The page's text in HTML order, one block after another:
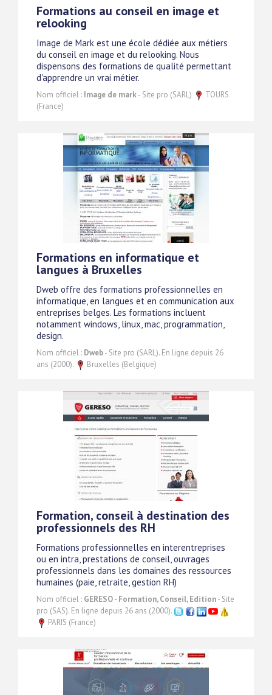
Formations au conseil en image et
relooking
Image de Mark est une école dédiée aux métiers
du conseil en image et du relooking. Nous
dispensons des formations de qualité permettant
d'apprendre un vrai métier.
Nom officiel : Image de mark- Site pro (SARL)
TOURS
(France)
Formations en informatique et
langues à Bruxelles
Dweb offre des formations professionnelles en
informatique, en langues et en communication aux
entreprises belges. Les formations incluent
notamment windows, linux, mac, programmation,
design.
Nom officiel : Dweb- Site pro (SARL). En ligne depuis 26
ans (2000).
Bruxelles (Belgique)
Formation, conseil à destination des
professionnels des RH
Formations professionnelles en interentreprises
ou en intra, prestations de conseil, ouvrages
professionnels dans les domaines des ressources
humaines (paie, retraite, gestion RH)
Nom officiel : GERESO - Formation, Conseil, Edition- Site
pro (SAS). En ligne depuis 26 ans (2000).
PARIS (France)